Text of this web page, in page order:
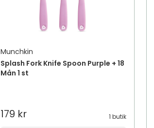
Munchkin
Splash Fork Knife Spoon Purple + 18
Mån 1 st
179 kr 1 butik